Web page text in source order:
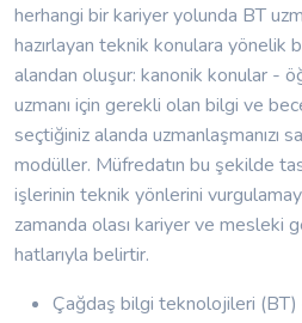
herhangi bir kariyer yolunda BT
hazırlayan teknik konulara yönelik
alandan oluşur: kanonik konular -
uzmanı için gerekli olan bilgi ve
seçtiğiniz alanda uzmanlaşmanızı
modüller. Müfredatın bu şekilde
işlerinin teknik yönlerini
zamanda olası kariyer ve mesleki
hatlarıyla belirtir.
Çağdaş bilgi teknolojileri (BT)